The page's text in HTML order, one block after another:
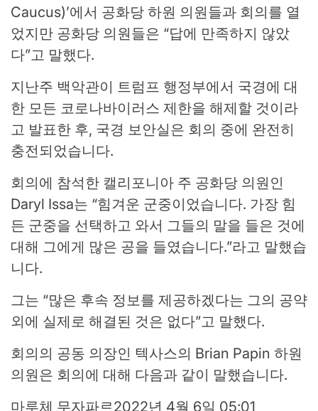
Caucus)’에서 공화당 하원 의원들과 회의를 열
었지만 공화당 의원들은 “답에 만족하지 않았
다”고 말했다.
지난주 백악관이 트럼프 행정부에서 국경에 대
한 모든 코로나바이러스 제한을 해제할 것이라
고 발표한 후, 국경 보안실은 회의 중에 완전히
충전되었습니다.
회의에 참석한 캘리포니아 주 공화당 의원인
Daryl Issa는 “힘겨운 군중이었습니다. 가장 힘
든 군중을 선택하고 와서 그들의 말을 들은 것에
대해 그에게 많은 공을 들였습니다.”라고 말했습
니다.
그는 “많은 후속 정보를 제공하겠다는 그의 공약
외에 실제로 해결된 것은 없다”고 말했다.
회의의 공동 의장인 텍사스의 Brian Papin 하원
의원은 회의에 대해 다음과 같이 말했습니다.
마루체 무자파르2022년 4월 6일 05:01